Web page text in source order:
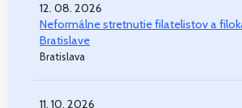
12. 08. 2026
Neformálne stretnutie filatelistov a
Bratislave
Bratislava
11. 10. 2026